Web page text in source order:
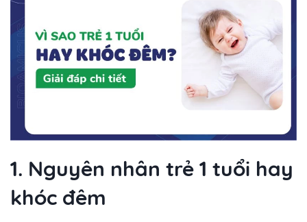
1. Nguyên nhân trẻ 1 tuổi hay
khóc đêm